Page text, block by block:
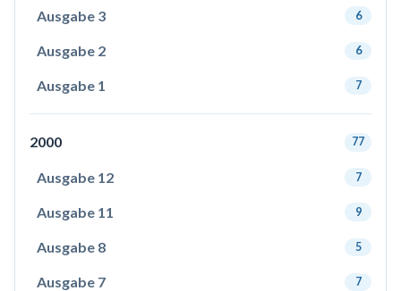
Ausgabe 3 6
Ausgabe 2 6
Ausgabe 1 7
2000 77
Ausgabe 12 7
Ausgabe 11 9
Ausgabe 8 5
Ausgabe 7 7